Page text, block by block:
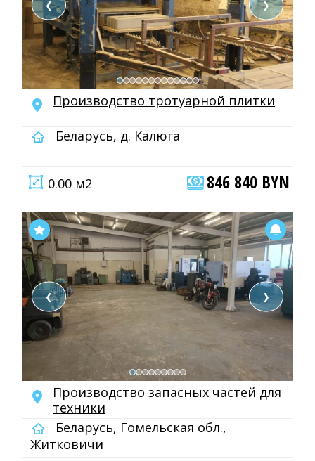
❮ ❯
Производство тротуарной плитки
Беларусь, д. Калюга
0.00 м2 846 840 BYN
❮ ❯
Производство запасных частей для
техники
Беларусь, Гомельская обл.,
Житковичи